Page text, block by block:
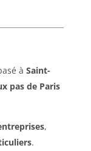
à Saint-
pas de Paris
,
.